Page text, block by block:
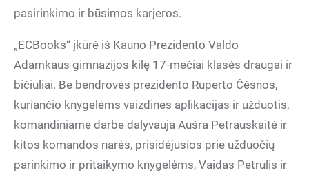
pasirinkimo ir būsimos karjeros.
„ECBooks“ įkūrė iš Kauno Prezidento Valdo
Adamkaus gimnazijos kilę 17-mečiai klasės draugai ir
bičiuliai. Be bendrovės prezidento Ruperto Čėsnos,
kuriančio knygelėms vaizdines aplikacijas ir užduotis,
komandiniame darbe dalyvauja Aušra Petrauskaitė ir
kitos komandos narės, prisidėjusios prie užduočių
parinkimo ir pritaikymo knygelėms, Vaidas Petrulis ir